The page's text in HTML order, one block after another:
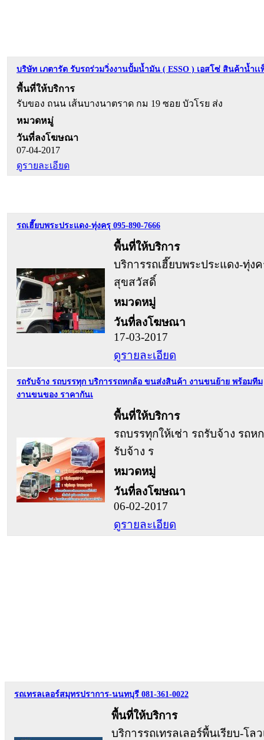
บริษัท เภตารัต รับรถร่วมวิ่งงานปั้มน้ำมัน ( ESSO ) เอสโซ่ สินค้าน้ำเเ
พื้นที่ให้บริการ
รับของ ถนน เส้นบางนาตราด กม 19 ซอย บัวโรย ส่ง
หมวดหมู่
วันที่ลงโฆษณา
07-04-2017
ดูรายละเอียด
รถเฮี๊ยบพระประแดง-ทุ่งครุ 095-890-7666
พื้นที่ให้บริการ
บริการรถเฮี๊ยบพระประแดง-ทุ่ง
สุขสวัสดิ์
หมวดหมู่
วันที่ลงโฆษณา
17-03-2017
ดูรายละเอียด
รถรับจ้าง รถบรรทุก บริการรถหกล้อ ขนส่งสินค้า งานขนย้าย พร้อมทีม
งานขนของ ราคากันเ
พื้นที่ให้บริการ
รถบรรทุกให้เช่า รถรับจ้าง รถห
รับจ้าง ร
หมวดหมู่
วันที่ลงโฆษณา
06-02-2017
ดูรายละเอียด
รถเทรลเลอร์สมุทรปราการ-นนทบุรี 081-361-0022
พื้นที่ให้บริการ
บริการรถเทรลเลอร์พื้นเรียบ-โล